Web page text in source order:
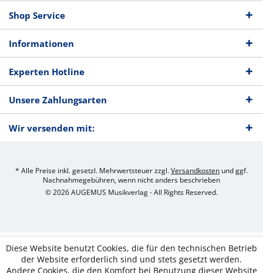
Shop Service
Informationen
Experten Hotline
Unsere Zahlungsarten
Wir versenden mit:
* Alle Preise inkl. gesetzl. Mehrwertsteuer zzgl.Versandkosten und ggf.
Nachnahmegebühren, wenn nicht anders beschrieben
© 2026 AUGEMUS Musikverlag - All Rights Reserved.
Diese Website benutzt Cookies, die für den technischen Betrieb
der Website erforderlich sind und stets gesetzt werden.
Andere Cookies, die den Komfort bei Benutzung dieser Website